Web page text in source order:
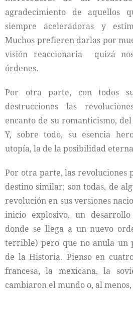
agradecimiento de aquellos
siempre aceleradoras y
Muchos prefieren darlas por
visión reaccionaria quizá
órdenes.
Por otra parte, con todos
destrucciones las
encanto de su romanticismo,
Y, sobre todo, su esencia
utopía, la de la posibilidad
Por otra parte, las revoluciones
destino similar; son todas, de
revolución en sus versiones
inicio explosivo, un
donde se llega a un nuevo
terrible) pero que no anula un
de la Historia. Pienso en
francesa, la mexicana, la
cambiaron el mundo o, al menos,